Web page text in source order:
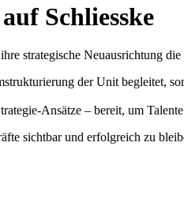
Schliesske
strategische Neuausrichtung
der Unit begleitet,
Ansätze – bereit, um
sichtbar und erfolgreich zu